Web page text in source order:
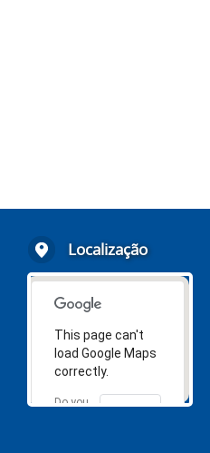
Localização
This page can't
load Google Maps
correctly.
Do you
OK